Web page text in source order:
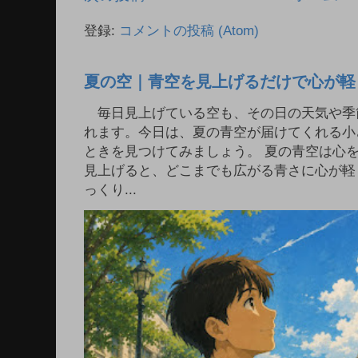
登録: コメントの投稿 (Atom)
夏の空｜青空を見上げるだけで心が
毎日見上げている空も、その日の天気や
れます。今日は、夏の青空が届けてくれる
ときを見つけてみましょう。 夏の青空は
見上げると、どこまでも広がる青さに心が
っくり...